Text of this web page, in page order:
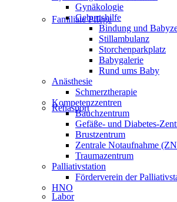
Familiale Pflege
Rehasport
Labor
Gynäkologie
Geburtshilfe
Bindung und
Stillambulanz
Storchenparkplatz
Babygalerie
Rund ums Baby
Anästhesie
Schmerztherapie
Kompetenzzentren
Bauchzentrum
Gefäße- und Diabetes-
Brustzentrum
Zentrale Notaufnahme
Traumazentrum
Palliativstation
Förderverein der
HNO